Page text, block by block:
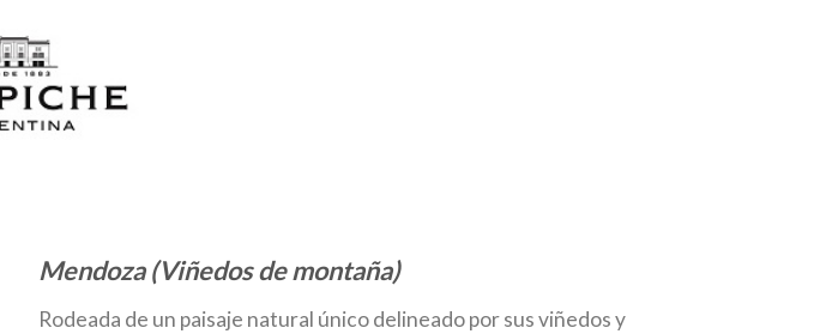
Mendoza (Viñedos de montaña)
Rodeada de un paisaje natural único delineado por sus viñedos y